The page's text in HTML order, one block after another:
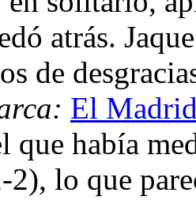
atrás.
de
El
que había
2), lo que